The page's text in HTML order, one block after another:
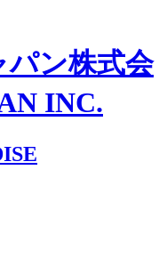
パン株式会
INC.